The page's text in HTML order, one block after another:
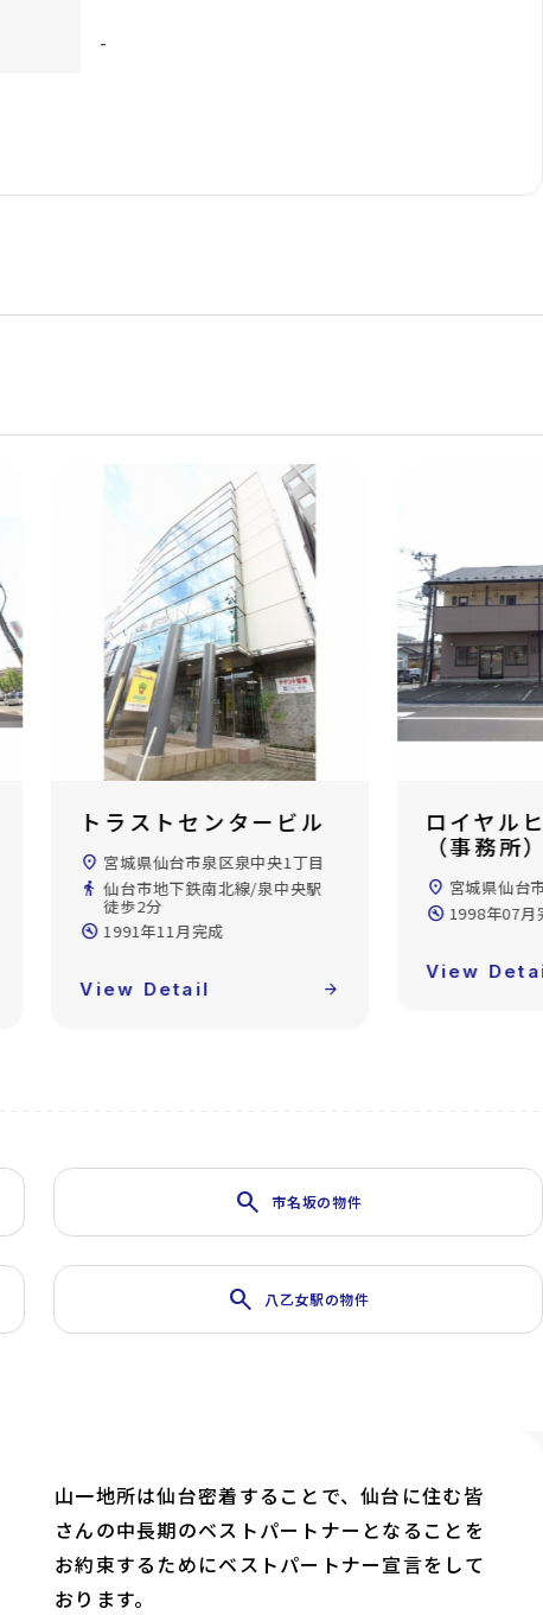
-
ロイヤルヒルズ泉ヶ丘
location_on 宮城県仙台市泉区泉ケ丘2丁目
1998年07月完成
アクティ
丘A10
location_on 宮城県仙台
directions_walk 仙台市地下
search 市名坂の物件
search 八乙女駅の物件
山一地所は仙台密着することで、仙台に住む皆
さんの中長期のベストパートナーとなることを
お約束するためにベストパートナー宣言をして
おります。